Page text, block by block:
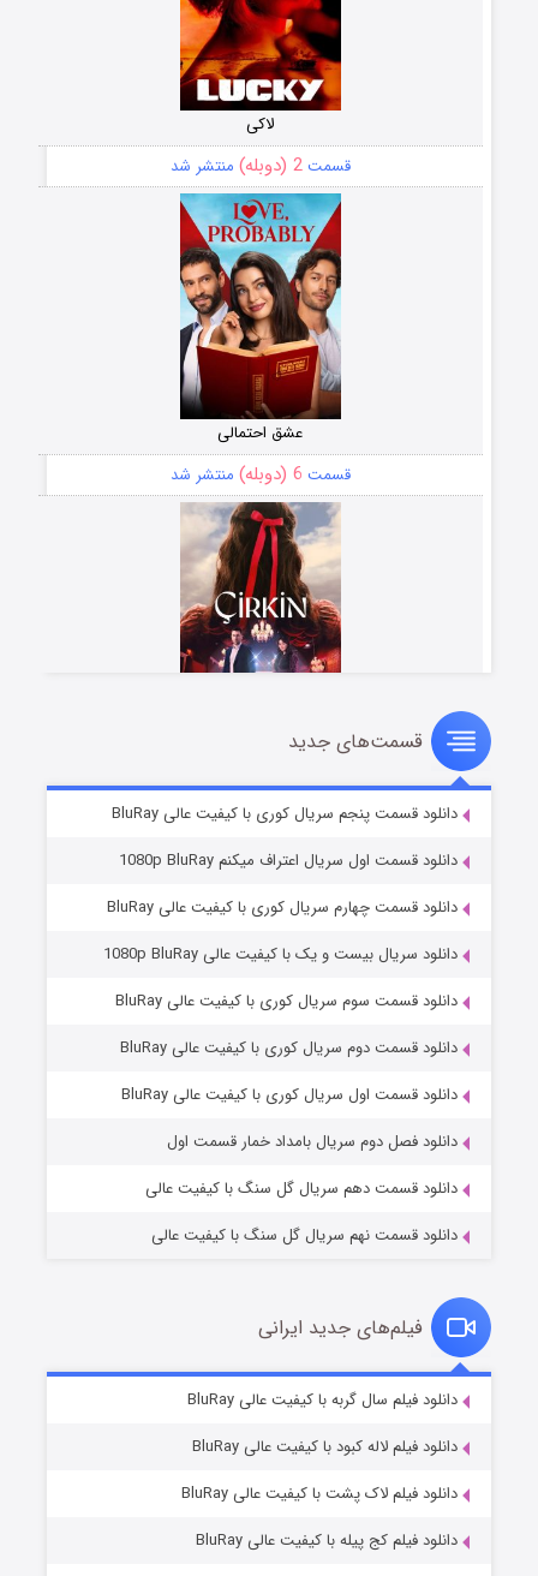
لاکی
قسمت2 (دوبله) منتشر شد
عشق احتمالی
قسمت 6 (دوبله) منتشر شد
سریال زشت
قسمت5 (زیرنویس) منتشر شد
وستی ها
قسمت1 (زیرنویس) منتشر شد
قسمت6 (زیرنویس) منتشر شد
قسمت‌های جدید
دانلود قسمت پنجم سریال کوری با کیفیت عالی BluRay
دانلود قسمت اول سریال اعتراف میکنم 1080p BluRay
دانلود قسمت چهارم سریال کوری با کیفیت عالی BluRay
دانلود سریال بیست و یک با کیفیت عالی 1080p BluRay
دانلود قسمت سوم سریال کوری با کیفیت عالی BluRay
دانلود قسمت دوم سریال کوری با کیفیت عالی BluRay
دانلود قسمت اول سریال کوری با کیفیت عالی BluRay
دانلود فصل دوم سریال بامداد خمار قسمت اول
دانلود قسمت دهم سریال گل سنگ با کیفیت عالی
دانلود قسمت نهم سریال گل سنگ با کیفیت عالی
فیلم‌های جدید ایرانی
دانلود فیلم سال گربه با کیفیت عالی BluRay
دانلود فیلم لاله کبود با کیفیت عالی BluRay
دانلود فیلم لاک پشت با کیفیت عالی BluRay
دانلود فیلم کج‌ پیله با کیفیت عالی BluRay